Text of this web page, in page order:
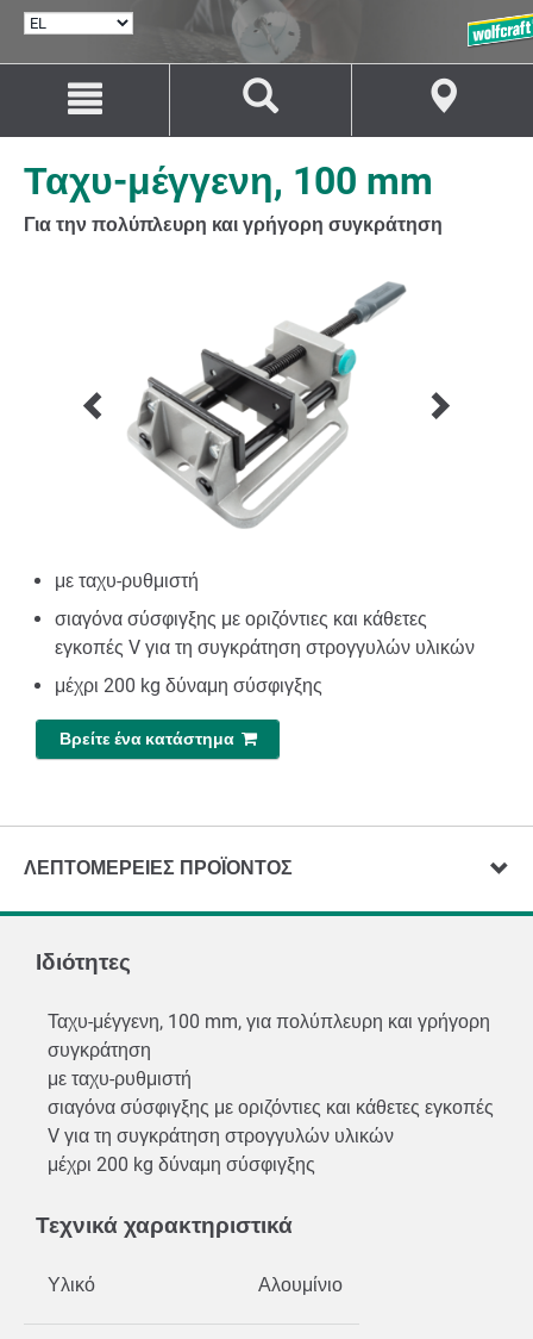
ΕΠΙΛΟΓΉ
Μετάβαση
περιεχόμενο
Μετάβαση
πλοήγηση
Ταχυ-μέγγενη, 100 mm
Για την πολύπλευρη και γρήγορη συγκράτηση
με ταχυ-ρυθμιστή
σιαγόνα σύσφιγξης με οριζόντιες και κάθετες
εγκοπές V για τη συγκράτηση στρογγυλών υλικών
μέχρι 200 kg δύναμη σύσφιγξης
Βρείτε ένα κατάστημα
ΛΕΠΤΟΜΈΡΕΙΕΣ ΠΡΟΪΌΝΤΟΣ
Ιδιότητες
Ταχυ-μέγγενη, 100 mm, για πολύπλευρη και γρήγορη
συγκράτηση
με ταχυ-ρυθμιστή
σιαγόνα σύσφιγξης με οριζόντιες και κάθετες εγκοπές
V για τη συγκράτηση στρογγυλών υλικών
μέχρι 200 kg δύναμη σύσφιγξης
Τεχνικά χαρακτηριστικά
Υλικό Αλουμίνιο